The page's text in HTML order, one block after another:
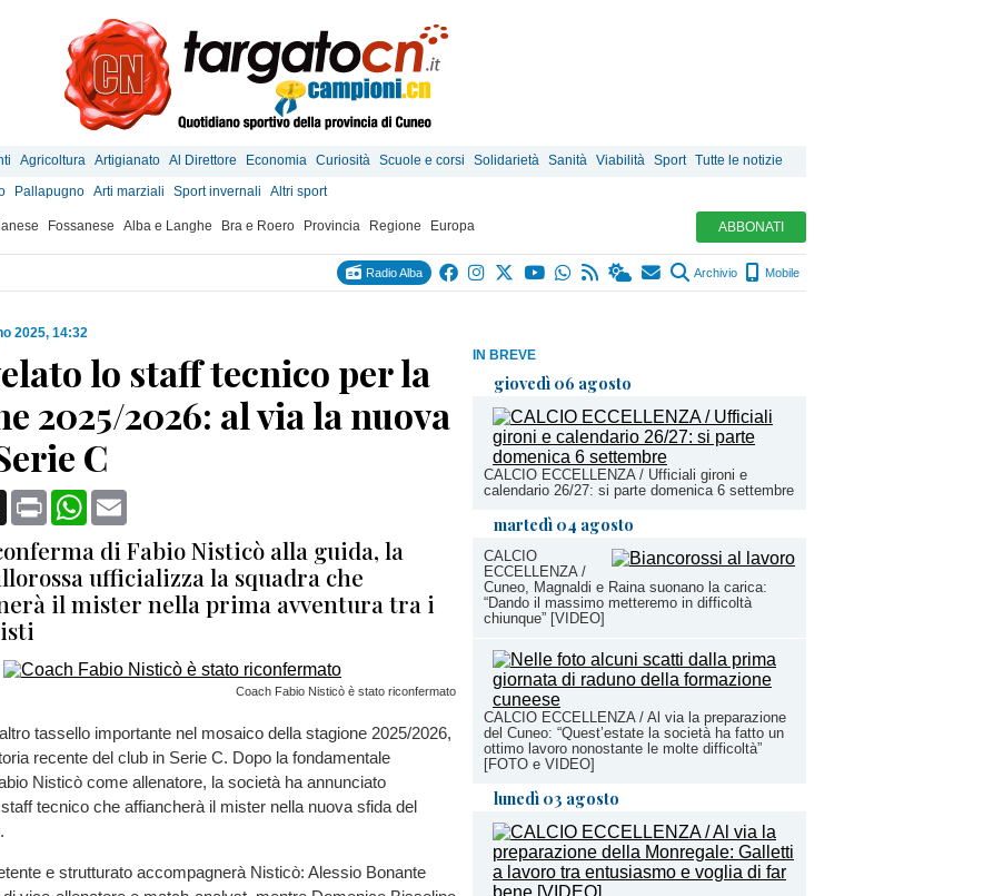
Agricoltura Artigianato Al Direttore Economia Curiosità Scuole e corsi Solidarietà Sanità Viabilità Sport Tutte le notizie
Pallapugno Arti marziali Sport invernali Altri sport
Fossanese Alba e Langhe Bra e Roero Provincia Regione Europa ABBONATI
Radio Alba Archivio Mobile
IN BREVE
giovedì 06 agosto
CALCIO ECCELLENZA / Ufficiali gironi e
calendario 26/27: si parte domenica 6 settembre
martedì 04 agosto
CALCIO
ECCELLENZA /
Cuneo, Magnaldi e Raina suonano la carica:
“Dando il massimo metteremo in difficoltà
chiunque” [VIDEO]
CALCIO ECCELLENZA / Al via la preparazione
del Cuneo: “Quest’estate la società ha fatto un
ottimo lavoro nonostante le molte difficoltà”
[FOTO e VIDEO]
lunedì 03 agosto
2025, 14:32
lo staff tecnico per la
2025/2026: al via la nuova
C
X Print WhatsApp
di Fabio Nisticò alla guida, la
ufficializza la squadra che
il mister nella prima avventura tra i
Coach Fabio Nisticò è stato riconfermato
tassello importante nel mosaico della stagione 2025/2026,
recente del club in Serie C. Dopo la fondamentale
Nisticò come allenatore, la società ha annunciato
tecnico che affiancherà il mister nella nuova sfida del
e strutturato accompagnerà Nisticò: Alessio Bonante